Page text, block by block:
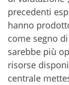
precedenti
hanno
come segno
sarebbe più
risorse
centrale